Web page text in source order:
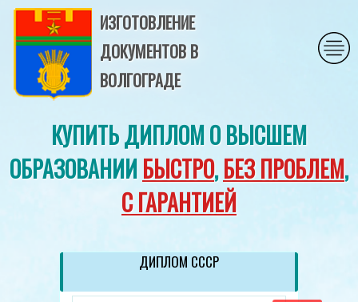
ИЗГОТОВЛЕНИЕ
ДОКУМЕНТОВ В
ВОЛГОГРАДЕ
КУПИТЬ ДИПЛОМ О ВЫСШЕМ
ОБРАЗОВАНИИБЫСТРО,БЕЗ ПРОБЛЕМ,
С ГАРАНТИЕЙ
ДИПЛОМ СССР